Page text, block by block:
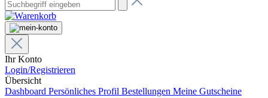
Ihr Konto
Login/Registrieren
Übersicht
Dashboard Persönliches Profil Bestellungen Meine Gutscheine